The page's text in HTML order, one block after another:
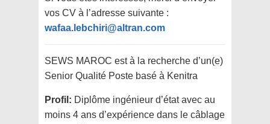
vos CV à l’adresse suivante :
wafaa.lebchiri@altran.com
SEWS MAROC est à la recherche d’un(e)
Senior Qualité Poste basé à Kenitra
Profil: Diplôme ingénieur d’état avec au
moins 4 ans d’expérience dans le câblage